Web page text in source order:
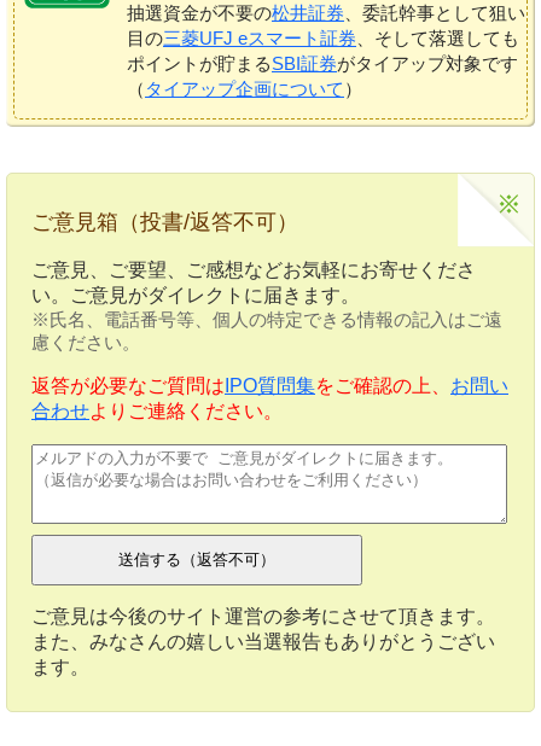
抽選資金が不要の松井証券 、委託幹事として狙い
目の三菱UFJ eスマート証券 、そして落選しても
ポイントが貯まるSBI証券がタイアップ対象です
（ タイアップ企画について ）
ご意見箱（投書/返答不可）
ご意見、ご要望、ご感想などお気軽にお寄せくださ
い。ご意見がダイレクトに届きます。
※氏名、電話番号等、個人の特定できる情報の記入はご遠
慮ください。
返答が必要なご質問は IPO質問集をご確認の上、 お問い
合わせよりご連絡ください。
ご意見は今後のサイト運営の参考にさせて頂きます。
また、みなさんの嬉しい当選報告もありがとうござい
ます。